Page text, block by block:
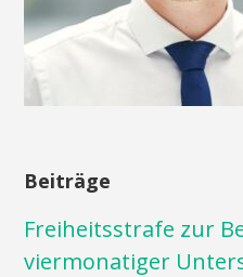
Beiträge
Freiheitsstrafe zur
viermonatiger